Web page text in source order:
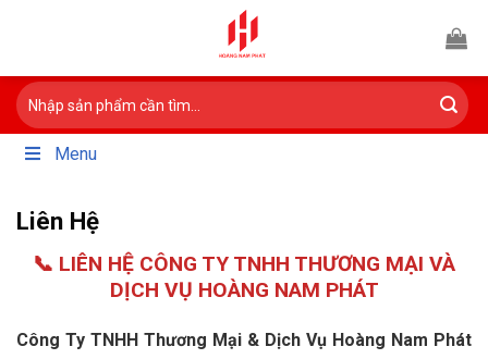
dung
Tìm
kiếm:
Menu
Liên Hệ
📞 LIÊN HỆ CÔNG TY TNHH THƯƠNG MẠI VÀ
DỊCH VỤ HOÀNG NAM PHÁT
Công Ty TNHH Thương Mại & Dịch Vụ Hoàng Nam Phát